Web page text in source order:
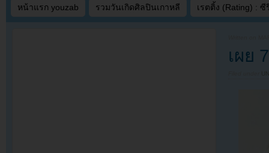
หน้าแรก youzab รวมวันเกิดศิลปินเกาหลี เรตติ้ง (Rating) : ซี
เผย